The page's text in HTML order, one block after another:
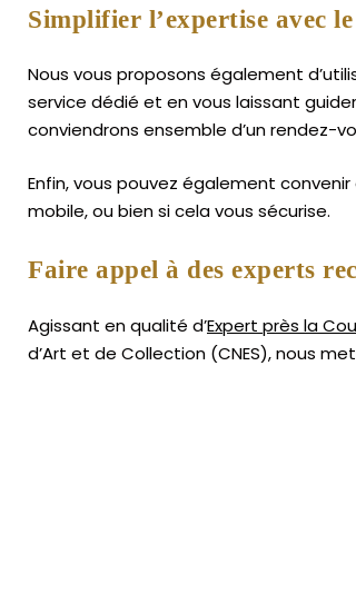
Simplifier l’expertise avec
Nous vous proposons également
service dédié et en vous laissant
conviendrons ensemble d’un rendez-
Enfin, vous pouvez également convenir
mobile, ou bien si cela vous sécurise.
Faire appel à des experts
Agissant en qualité d’Expert près la
d’Art et de Collection (CNES),nous